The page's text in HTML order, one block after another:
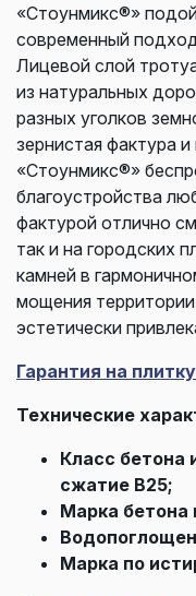
«Стоунмикс®»
современный
Лицевой слой
из натуральных
разных уголков
зернистая фактура
«Стоунмикс®»
благоустройства
фактурой отлично
так и на городских
камней в
мощения территории
эстетически
Гарантия на
Технические
Класс бетона
сжатие В25;
Марка бетона
Марка по